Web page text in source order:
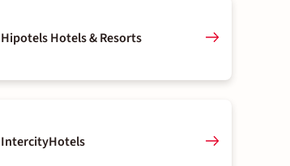
Hipotels Hotels & Resorts
IntercityHotels